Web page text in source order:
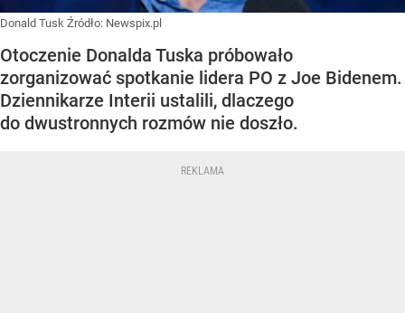
Donald Tusk Źródło: Newspix.pl
Otoczenie Donalda Tuska próbowało
zorganizować spotkanie lidera PO z Joe Bidenem.
Dziennikarze Interii ustalili, dlaczego
do dwustronnych rozmów nie doszło.